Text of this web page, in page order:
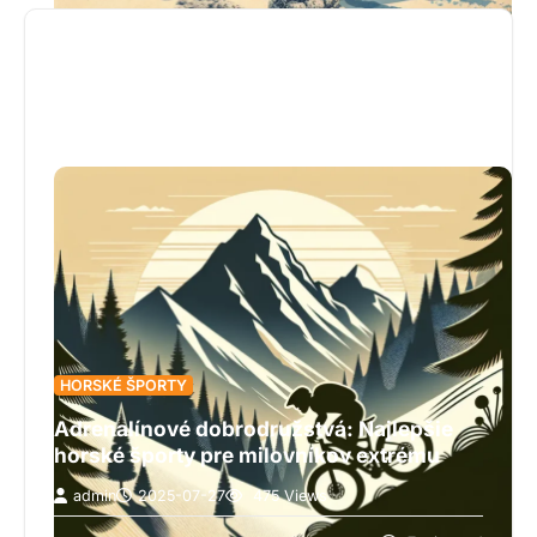
života a nútia ich hľadať nové prístupy k
zabezpečeniu vody a obživy. Prečítajte si celý
článok a spoznajte, ako odolnosť, kultúra a
prírodné výzvy formujú každodenný život pod
najvyššími horami sveta.
HORSKÉ ŠPORTY
Adrenalínové dobrodružstvá: Najlepšie
horské športy pre milovníkov extrému
admin 2025-07-27 475 Views
Tento článok je pozvánkou pre všetkých